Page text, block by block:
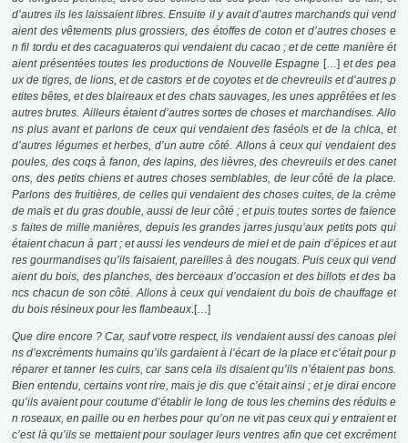
d’autres ils les laissaient libres. Ensuite il y avait d’autres marchands qui vend
aient des vêtements plus grossiers, des étoffes de coton et d’autres choses e
n fil tordu et des cacaguateros qui vendaient du cacao ; et de cette manière ét
aient présentées toutes les productions de Nouvelle Espagne […] et des pea
ux de tigres, de lions, et de castors et de coyotes et de chevreuils et d’autres p
etites bêtes, et des blaireaux et des chats sauvages, les unes apprêtées et les
autres brutes. Ailleurs étaient d’autres sortes de choses et marchandises. Allo
ns plus avant et parlons de ceux qui vendaient des faséols et de la chica, et
d’autres légumes et herbes, d’un autre côté. Allons à ceux qui vendaient des
poules, des coqs à fanon, des lapins, des lièvres, des chevreuils et des canet
ons, des petits chiens et autres choses semblables, de leur côté de la place.
Parlons des fruitières, de celles qui vendaient des choses cuites, de la crème
de maïs et du gras double, aussi de leur côté ; et puis toutes sortes de faïence
s faites de mille manières, depuis les grandes jarres jusqu’aux petits pots qui
étaient chacun à part ; et aussi les vendeurs de miel et de pain d’épices et aut
res gourmandises qu’ils faisaient, pareilles à des nougats. Puis ceux qui vend
aient du bois, des planches, des berceaux d’occasion et des billots et des ba
ncs chacun de son côté. Allons à ceux qui vendaient du bois de chauffage et
du bois résineux pour les flambeaux.[…]
Que dire encore ? Car, sauf votre respect, ils vendaient aussi des canoas plei
ns d’excréments humains qu’ils gardaient à l’écart de la place et c’était pour p
réparer et tanner les cuirs, car sans cela ils disaient qu’ils n’étaient pas bons.
Bien entendu, certains vont rire, mais je dis que c’était ainsi ; et je dirai encore
qu’ils avaient pour coutume d’établir le long de tous les chemins des réduits e
n roseaux, en paille ou en herbes pour qu’on ne vit pas ceux qui y entraient et
c’est là qu’ils se mettaient pour soulager leurs ventres afin que cet excrément